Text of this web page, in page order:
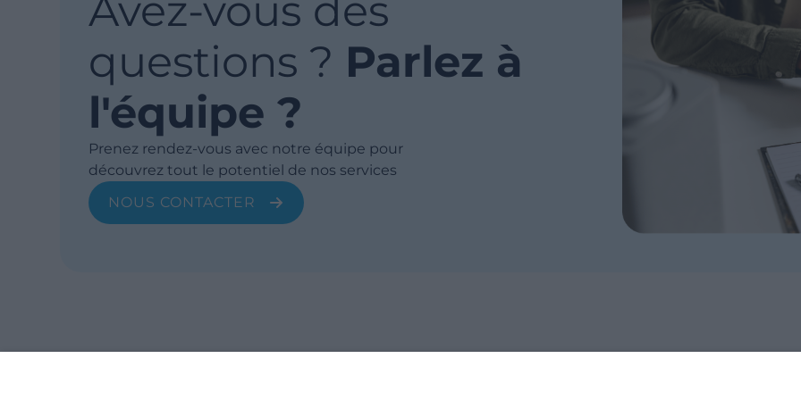
Avez-vous des
questions ? Parlez à
l'équipe ?
Prenez rendez-vous avec notre équipe pour
découvrez tout le potentiel de nos services
NOUS CONTACTER